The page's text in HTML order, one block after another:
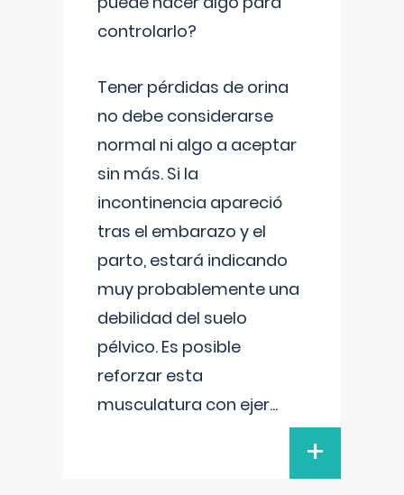
controlarlo?
Tener pérdidas de orina
no debe considerarse
normal ni algo a aceptar
sin más. Si la
incontinencia apareció
tras el embarazo y el
parto, estará indicando
muy probablemente una
debilidad del suelo
pélvico. Es posible
reforzar esta
musculatura con ejer...
+